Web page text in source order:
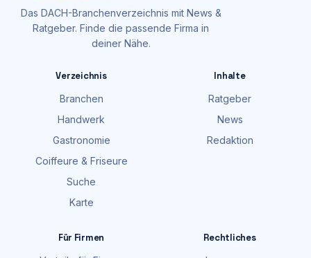
Das DACH-Branchenverzeichnis mit News &
Ratgeber. Finde die passende Firma in
deiner Nähe.
Verzeichnis
Branchen
Handwerk
Gastronomie
Coiffeure & Friseure
Suche
Karte
Inhalte
Ratgeber
News
Redaktion
Für Firmen
Rechtliches